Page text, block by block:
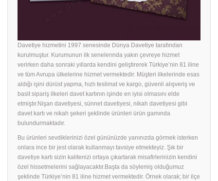
Davetiye hizmetini 1997 senesinde Dünya Davetiye tarafından
kurulmuştur. Kurumunun ilk senelerında yakın çevreye hizmet
verirken daha sonraki yıllarda kendini geliştirerek Türkiye’nin 81 iline
ve tüm Avrupa ülkelerine hizmet vermektedir. Müşteri ilkelerinde esas
aldığı işini dürüst yapma, hızlı teslimat ve kargo, güvenli alışveriş ve
basit sipariş ilkeleri davet kartının işinde en iyisi olmasını elde
etmiştır.Nişan davetiyesi, sünnet davetiyesi, nikah davetiyesi gibi
davet kartı ve nikah şekeri şeklinde ürünleri ürün gamında
bulundurmaktadır.
Bu ürünleri sevdiklerinizi özel gününüzde yanınızda görmek isterken
onlara ince bir jest olarak kullanmayı tavsiye etmekteyiz. Şık bir
davetiye kartı sizin kalitenizi ortaya çıkartarak misafirlerinizin kendini
özel hissetmelerini sağlayacaktır.Başta da söylemiş olduğumuz
şeklinde Türkiye’nin 81 iline hizmet vermektedir. Örnek olarak; bir ilçe